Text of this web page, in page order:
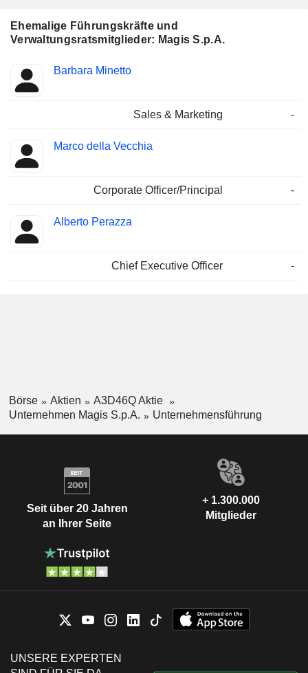
Ehemalige Führungskräfte und
Verwaltungsratsmitglieder: Magis S.p.A.
Insider
Besetzte
Barbara Minetto
Sales & Marketing -
Marco della Vecchia
Corporate Officer/Principal -
Alberto Perazza
Chief Executive Officer -
Börse Aktien
A3D46Q Aktie
Unternehmen Magis S.p.A.
Unternehmensführung
Seit über 20 Jahren
an Ihrer Seite
+ 1.300.000
Mitglieder
UNSERE EXPERTEN